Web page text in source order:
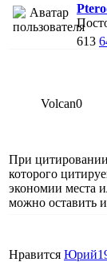
613
Volcan0
При цитировании
которого
экономии места
можно оставить
Нравится